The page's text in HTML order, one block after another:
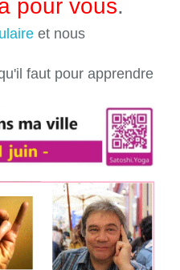
pour vous.
et nous
faut pour apprendre